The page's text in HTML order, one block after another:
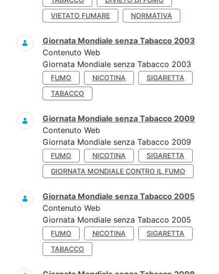
VIETATO FUMARE
NORMATIVA
Giornata Mondiale senza Tabacco 2003
Contenuto Web
Giornata Mondiale senza Tabacco 2003
FUMO NICOTINA
SIGARETTA
TABACCO
Giornata Mondiale senza Tabacco 2009
Contenuto Web
Giornata Mondiale senza Tabacco 2009
FUMO NICOTINA
SIGARETTA
GIORNATA MONDIALE CONTRO IL FUMO
Giornata Mondiale senza Tabacco 2005
Contenuto Web
Giornata Mondiale senza Tabacco 2005
FUMO NICOTINA
SIGARETTA
TABACCO